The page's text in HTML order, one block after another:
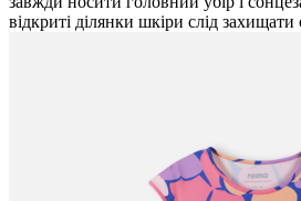
відкриті ділянки шкіри слід